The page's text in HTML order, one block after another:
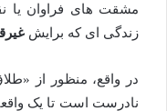
مشقت های فراوان یا
زندگی ای که برایش
در واقع، منظور از
نادرست است تا یک